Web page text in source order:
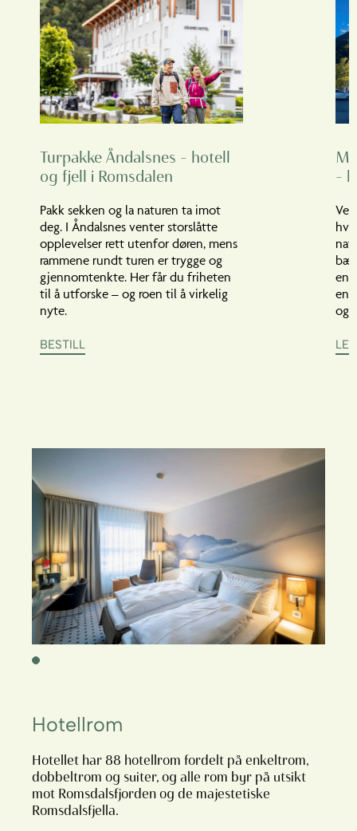
Turpakke Åndalsnes – hotell
og fjell i Romsdalen
Pakk sekken og la naturen ta imot
deg. I Åndalsnes venter storslåtte
opplevelser rett utenfor døren, mens
rammene rundt turen er trygge og
gjennomtenkte. Her får du friheten
til å utforske – og roen til å virkelig
nyte.
BESTILL
–
en
og
Hotellrom
Hotellet har 88 hotellrom fordelt på enkeltrom,
dobbeltrom og suiter, og alle rom byr på utsikt
mot Romsdalsfjorden og de majestetiske
Romsdalsfjella.